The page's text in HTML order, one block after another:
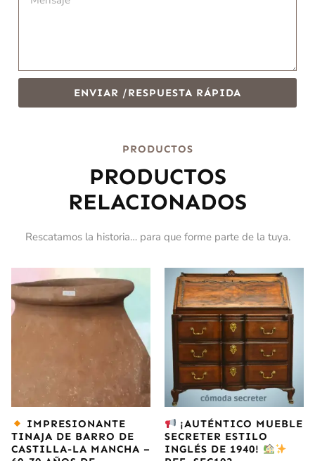
ENVIAR /RESPUESTA RÁPIDA
PRODUCTOS
PRODUCTOS
RELACIONADOS
Rescatamos la historia… para que forme parte de la tuya.
IMPRESIONANTE
TINAJA DE BARRO DE
CASTILLA-LA MANCHA –
¡AUTÉNTICO MUEBLE
SECRETER ESTILO
INGLÉS DE 1940!